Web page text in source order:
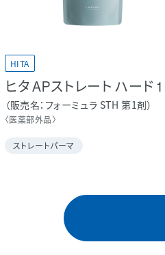
HITA
ヒタ APストレート ハード 1
販売名 フォーミュラ STH 第1剤
〈医薬部外品〉
ストレートパーマ